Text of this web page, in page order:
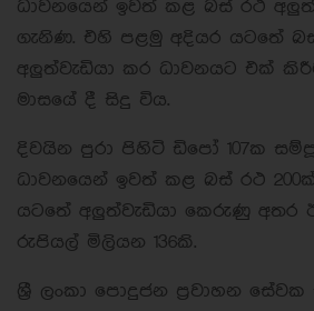
ධාවනයෙන් ඉවත් කළ බස් රථ
ගැනිණ. එහි පළමු අදියර යටතේ
අලුත්වැඩියා කර ධාවනයට එක්
මාසයේ දී සිදු විය.
දිවයින පුරා පිහිටි ඩිපෝ 107ක
ධාවනයෙන් ඉවත් කළ බස් රථ
යටතේ අලුත්වැඩියා කෙරුණු අතර
රුපියල් මිලියන 136කි.
ශ්‍රී ලංකා පොදුජන ප්‍රවාහන